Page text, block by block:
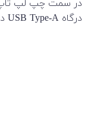
درگاه USB Type-A دیگر، اترنت و یک پورت USB Type-C قرار دارد.